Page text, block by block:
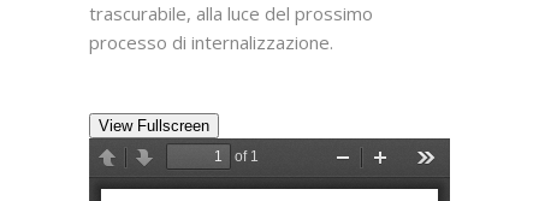
trascurabile, alla luce del prossimo
processo di internalizzazione.
View Fullscreen